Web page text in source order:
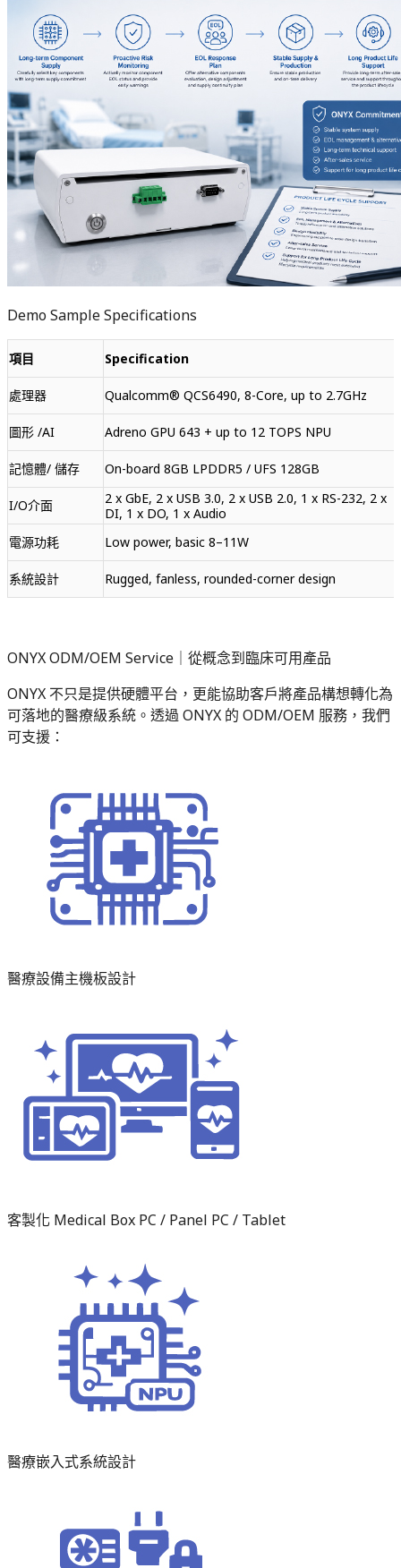
Demo Sample Specifications
項目 Specification
處理器 Qualcomm® QCS6490, 8-Core, up to 2.7GHz
圖形 /AI Adreno GPU 643 + up to 12 TOPS NPU
記憶體/ 儲存 On-board 8GB LPDDR5 / UFS 128GB
I/O介面
2 x GbE, 2 x USB 3.0, 2 x USB 2.0, 1 x RS-232, 2 x
DI, 1 x DO, 1 x Audio
電源功耗
Low power, basic 8–11W
系統設計 Rugged, fanless, rounded-corner design
ONYX ODM/OEM Service｜從概念到臨床可用產品
ONYX 不只是提供硬體平台，更能協助客戶將產品構想轉化為
可落地的醫療級系統。透過 ONYX 的 ODM/OEM 服務，我們
可支援：
醫療設備主機板設計
客製化 Medical Box PC / Panel PC / Tablet
醫療嵌入式系統設計